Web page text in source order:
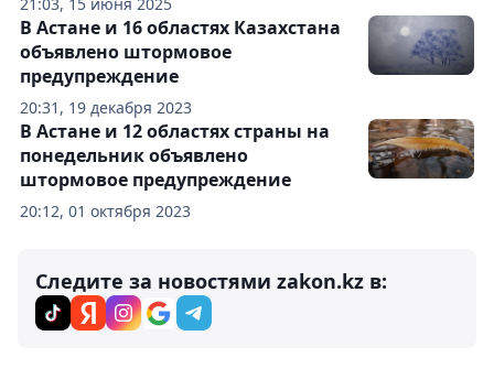
20:31, 19 декабря 2023
В Астане и 16 областях Казахстана
объявлено штормовое
предупреждение
20:12, 01 октября 2023
В Астане и 12 областях страны на
понедельник объявлено
штормовое предупреждение
Следите за новостями zakon.kz в: